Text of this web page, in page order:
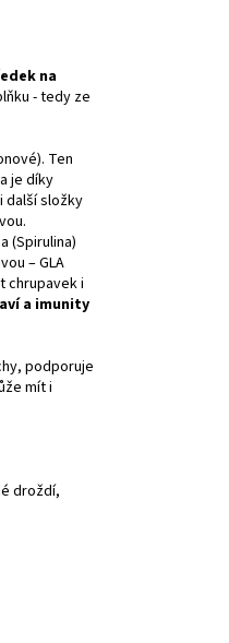
na
- tedy ze
Ten
je díky
další složky
(Spirulina)
– GLA
chrupavek i
a imunity
podporuje
mít i
droždí,